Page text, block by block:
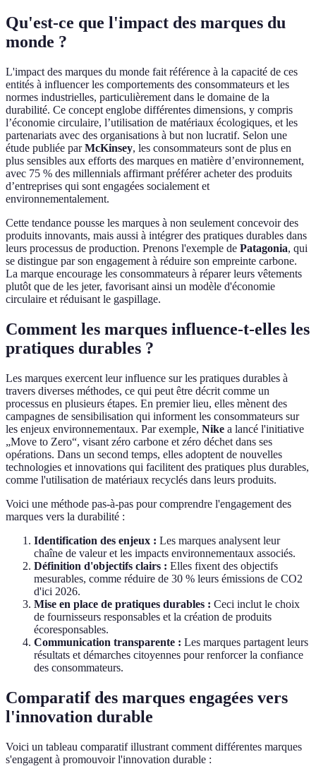
Qu'est-ce que l'impact des marques du
monde ?
L'impact des marques du monde fait référence à la capacité de ces
entités à influencer les comportements des consommateurs et les
normes industrielles, particulièrement dans le domaine de la
durabilité. Ce concept englobe différentes dimensions, y compris
l’économie circulaire, l’utilisation de matériaux écologiques, et les
partenariats avec des organisations à but non lucratif. Selon une
étude publiée parMcKinsey, les consommateurs sont de plus en
plus sensibles aux efforts des marques en matière d’environnement,
avec 75 % des millennials affirmant préférer acheter des produits
d’entreprises qui sont engagées socialement et
environnementalement.
Cette tendance pousse les marques à non seulement concevoir des
produits innovants, mais aussi à intégrer des pratiques durables dans
leurs processus de production. Prenons l'exemple de Patagonia, qui
se distingue par son engagement à réduire son empreinte carbone.
La marque encourage les consommateurs à réparer leurs vêtements
plutôt que de les jeter, favorisant ainsi un modèle d'économie
circulaire et réduisant le gaspillage.
Comment les marques influence-t-elles les
pratiques durables ?
Les marques exercent leur influence sur les pratiques durables à
travers diverses méthodes, ce qui peut être décrit comme un
processus en plusieurs étapes. En premier lieu, elles mènent des
campagnes de sensibilisation qui informent les consommateurs sur
les enjeux environnementaux. Par exemple, Nike a lancé l'initiative
„Move to Zero“, visant zéro carbone et zéro déchet dans ses
opérations. Dans un second temps, elles adoptent de nouvelles
technologies et innovations qui facilitent des pratiques plus durables,
comme l'utilisation de matériaux recyclés dans leurs produits.
Voici une méthode pas-à-pas pour comprendre l'engagement des
marques vers la durabilité :
Identification des enjeux : Les marques analysent leur
chaîne de valeur et les impacts environnementaux associés.
Définition d'objectifs clairs : Elles fixent des objectifs
mesurables, comme réduire de 30 % leurs émissions de CO2
d'ici 2026.
Mise en place de pratiques durables : Ceci inclut le choix
de fournisseurs responsables et la création de produits
écoresponsables.
Communication transparente : Les marques partagent leurs
résultats et démarches citoyennes pour renforcer la confiance
des consommateurs.
Comparatif des marques engagées vers
l'innovation durable
Voici un tableau comparatif illustrant comment différentes marques
s'engagent à promouvoir l'innovation durable :